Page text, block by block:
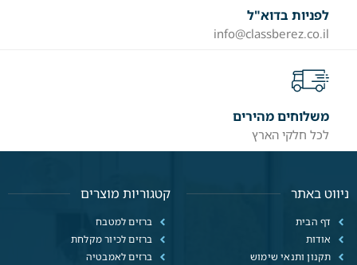
לפניות בדוא"ל
info@classberez.co.il
משלוחים מהירים
לכל חלקי הארץ
ניווט באתר
דף הבית
אודות
תקנון ותנאי שימוש
קטגוריות מוצרים
ברזים למטבח
ברזים לכיור מקלחת
ברזים לאמבטיה